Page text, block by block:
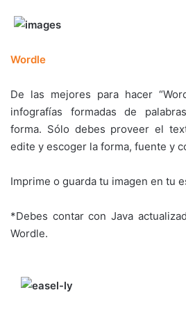
Wordle
De las mejores para hacer
infografías formadas de
forma. Sólo debes proveer el
edite y escoger la forma, fuente y
Imprime o guarda tu imagen en tu
*Debes contar con Java
Wordle.